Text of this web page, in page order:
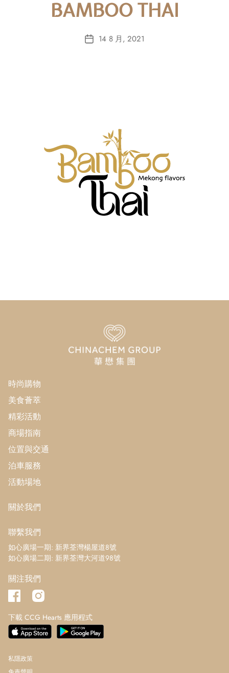
BAMBOO THAI
Post14 8 月, 2021
時尚購物
美食薈萃
精彩活動
商場指南
位置與交通
泊車服務
活動場地
關於我們
聯繫我們
如心廣場一期: 新界荃灣楊屋道8號
如心廣場二期: 新界荃灣大河道98號
關注我們
下載 CCG Hearts 應用程式
私隱政策